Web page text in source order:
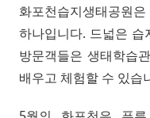
화포천습지생태공
하나입니다. 드넓은 습
방문객들은 생태학습
배우고 체험할 수 있습